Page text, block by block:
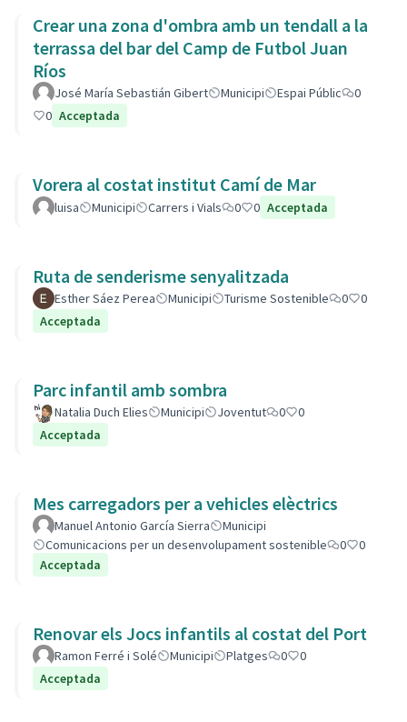
Crear una zona d'ombra amb un tendall a la
terrassa del bar del Camp de Futbol Juan
Ríos
José María Sebastián Gibert Municipi Espai Públic
0
0 Acceptada
Vorera al costat institut Camí de Mar
luisa Municipi Carrers i Vials 0 0 Acceptada
Ruta de senderisme senyalitzada
Esther Sáez Perea Municipi Turisme Sostenible 0
0
Acceptada
Parc infantil amb sombra
Natalia Duch Elies Municipi Joventut 0
0
Acceptada
Mes carregadors per a vehicles elèctrics
Manuel Antonio García Sierra
Municipi
Comunicacions per un desenvolupament sostenible
0
0
Acceptada
Renovar els Jocs infantils al costat del Port
Ramon Ferré i Solé Municipi Platges 0
0
Acceptada